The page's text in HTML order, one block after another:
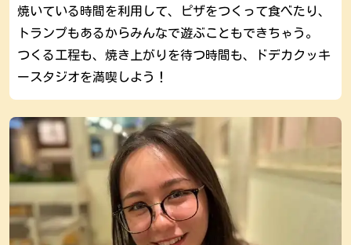
焼いている時間を利用して、ピザをつくって食べたり、
トランプもあるからみんなで遊ぶこともできちゃう。
つくる工程も、焼き上がりを待つ時間も、ドデカクッキ
ースタジオを満喫しよう！